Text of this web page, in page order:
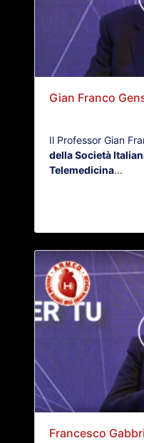
Gian Franco
Il Professor Gian
della Società
Telemedicina...
Francesco